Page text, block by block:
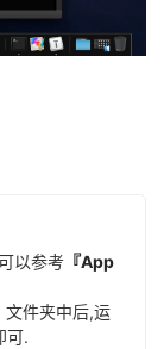
以参考 『App
文件夹中后,运
可.